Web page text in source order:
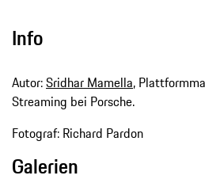
Info
Autor:Sridhar Mamella,
Streaming bei Porsche.
Fotograf: Richard Pardon
Galerien